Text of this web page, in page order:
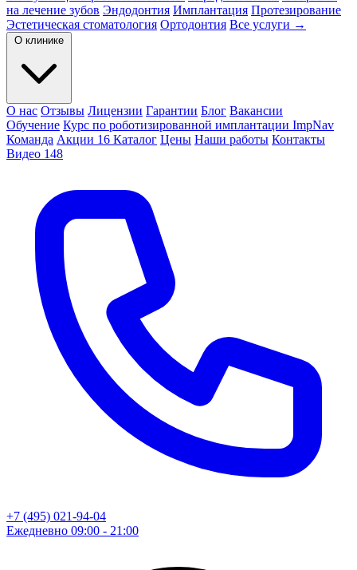
на лечение зубов Эндодонтия Имплантация Протезирование
Эстетическая стоматология Ортодонтия Все услуги →
О клинике
О нас Отзывы Лицензии Гарантии Блог Вакансии
Обучение Курс по роботизированной имплантации ImpNav
Команда Акции 16 Каталог Цены Наши работы Контакты
Видео 148
+7 (495) 021-94-04
Ежедневно 09:00 - 21:00